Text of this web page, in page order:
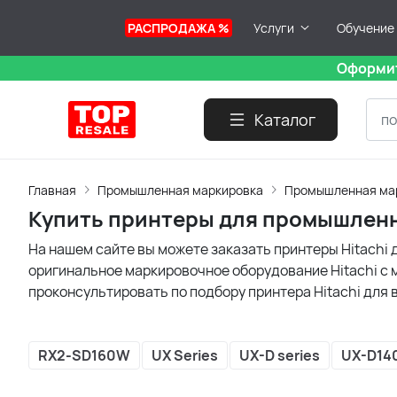
РАСПРОДАЖА % Услуги Обучение
Каталог
Главная Промышленная маркировка Промышленная
Купить принтеры для
На нашем сайте вы можете заказать принтеры
оригинальное маркировочное оборудование Hitachi
проконсультировать по подбору принтера Hitachi
RX2-SD160W UX Series UX-D series UX-